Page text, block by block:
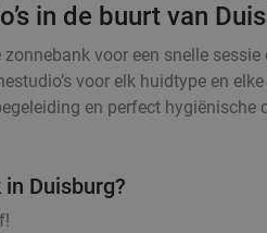
in de buurt van
voor een snelle
voor elk huidtype en
en perfect
Duisburg?